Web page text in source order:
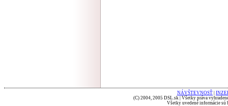
NÁVŠTEVNOSŤ
(C) 2004, 2005 DSL.sk | Všetky práva
Všetky uvedené informácie sú